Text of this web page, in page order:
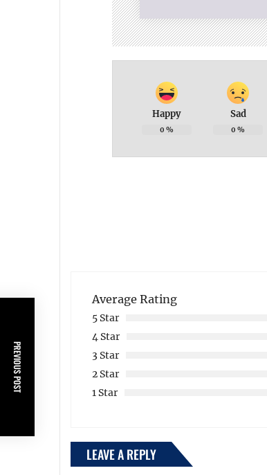
Happy
0 %
Sad
0 %
Average Rating
5 Star
4 Star
3 Star
2 Star
1 Star
LEAVE A REPLY
PREVIOUS POST